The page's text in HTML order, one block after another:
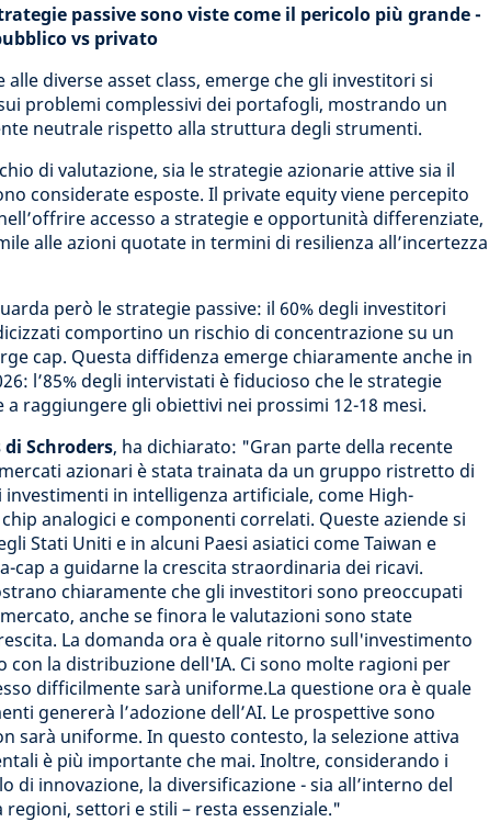
passive sono viste come il pericolo più grande -
vs privato
alle diverse asset class, emerge che gli investitori si
problemi complessivi dei portafogli, mostrando un
neutrale rispetto alla struttura degli strumenti.
di valutazione, sia le strategie azionarie attive sia il
considerate esposte. Il private equity viene percepito
accesso a strategie e opportunità differenziate,
alle azioni quotate in termini di resilienza all’incertezza
però le strategie passive: il 60% degli investitori
comportino un rischio di concentrazione su un
cap. Questa diffidenza emerge chiaramente anche in
l’85% degli intervistati è fiducioso che le strategie
raggiungere gli obiettivi nei prossimi 12-18 mesi.
di Schroders, ha dichiarato: "Gran parte della recente
azionari è stata trainata da un gruppo ristretto di
in intelligenza artificiale, come High-
analogici e componenti correlati. Queste aziende si
Stati Uniti e in alcuni Paesi asiatici come Taiwan e
cap a guidarne la crescita straordinaria dei ricavi.
chiaramente che gli investitori sono preoccupati
anche se finora le valutazioni sono state
La domanda ora è quale ritorno sull'investimento
con la distribuzione dell'IA. Ci sono molte ragioni per
difficilmente sarà uniforme.La questione ora è quale
genererà l’adozione dell’AI. Le prospettive sono
sarà uniforme. In questo contesto, la selezione attiva
è più importante che mai. Inoltre, considerando i
di innovazione, la diversificazione - sia all’interno del
settori e stili – resta essenziale."